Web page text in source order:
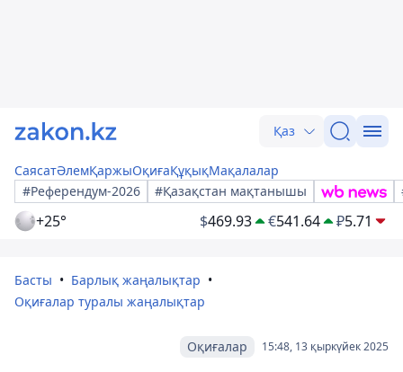
Қаз
СаясатӘлемҚаржыОқиғаҚұқықМақалалар
#Референдум-2026
#Қазақстан мақтанышы
+25° $469.93 €541.64 ₽5.71
Басты
Барлық жаңалықтар
Оқиғалар туралы жаңалықтар
15:48, 13 қыркүйек 2025
Оқиғалар